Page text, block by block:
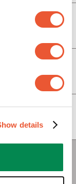
details